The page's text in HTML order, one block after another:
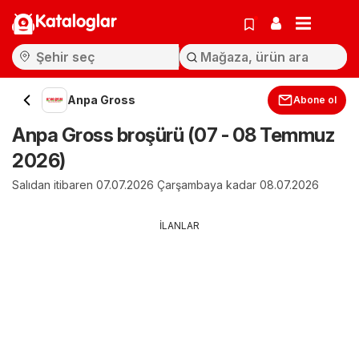
Kataloglar
Anpa Gross Abone ol
Anpa Gross broşürü (07 - 08 Temmuz
2026)
Salıdan itibaren 07.07.2026 Çarşambaya kadar 08.07.2026
İLANLAR